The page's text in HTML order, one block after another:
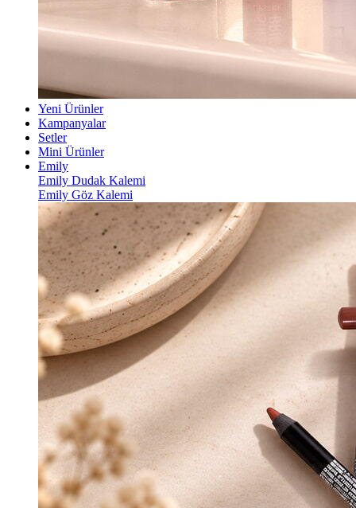
Yeni Ürünler
Kampanyalar
Setler
Mini Ürünler
Emily
Emily Dudak Kalemi
Emily Göz Kalemi